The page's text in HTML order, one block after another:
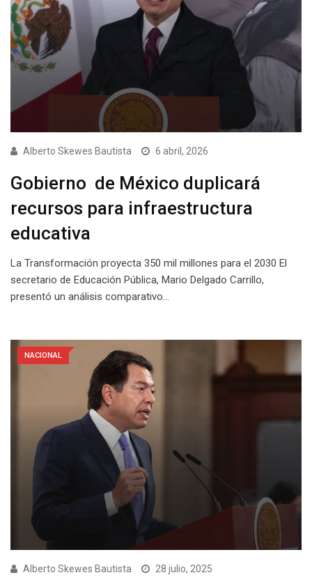
Alberto Skewes Bautista 6 abril, 2026
Gobierno de México duplicará
recursos para infraestructura
educativa
La Transformación proyecta 350 mil millones para el 2030 El
secretario de Educación Pública, Mario Delgado Carrillo,
presentó un análisis comparativo…
NACIONAL
Alberto Skewes Bautista 28 julio, 2025